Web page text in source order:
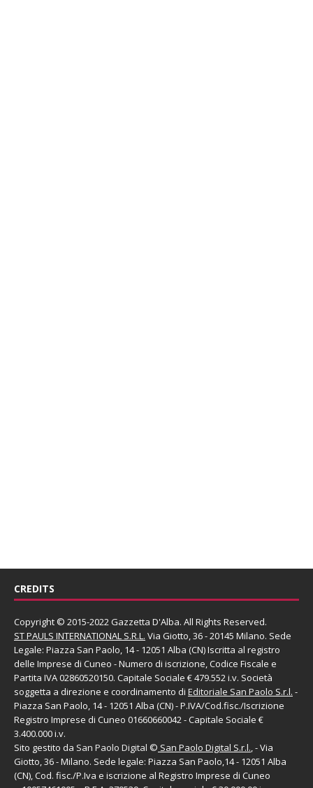
CREDITS
Copyright © 2015-2022 Gazzetta D'Alba. All Rights Reserved.
ST PAULS INTERNATIONAL S.R.L. Via Giotto, 36 - 20145 Milano. Sede
Legale: Piazza San Paolo, 14 - 12051 Alba (CN) Iscritta al registro
delle Imprese di Cuneo - Numero di iscrizione, Codice Fiscale e
Partita IVA 02860520150. Capitale Sociale € 479.552 i.v. Società
soggetta a direzione e coordinamento di Editoriale San Paolo S.r.l. -
Piazza San Paolo, 14 - 12051 Alba (CN) - P.IVA/Cod.fisc./Iscrizione
Registro Imprese di Cuneo 01660660042 - Capitale Sociale €
3.400.000 i.v.
Sito gestito da San Paolo Digital © San Paolo Digital S.r.l., - Via
Giotto, 36 - Milano. Sede legale: Piazza San Paolo,14 - 12051 Alba
(CN), Cod. fisc./P.Iva e iscrizione al Registro Imprese di Cuneo